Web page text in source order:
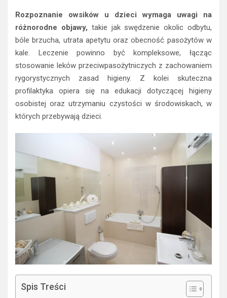
Rozpoznanie owsików u dzieci wymaga uwagi na
różnorodne objawy, takie jak swędzenie okolic odbytu,
bóle brzucha, utrata apetytu oraz obecność pasożytów w
kale. Leczenie powinno być kompleksowe, łącząc
stosowanie leków przeciwpasożytniczych z zachowaniem
rygorystycznych zasad higieny. Z kolei skuteczna
profilaktyka opiera się na edukacji dotyczącej higieny
osobistej oraz utrzymaniu czystości w środowiskach, w
których przebywają dzieci.
Spis Treści